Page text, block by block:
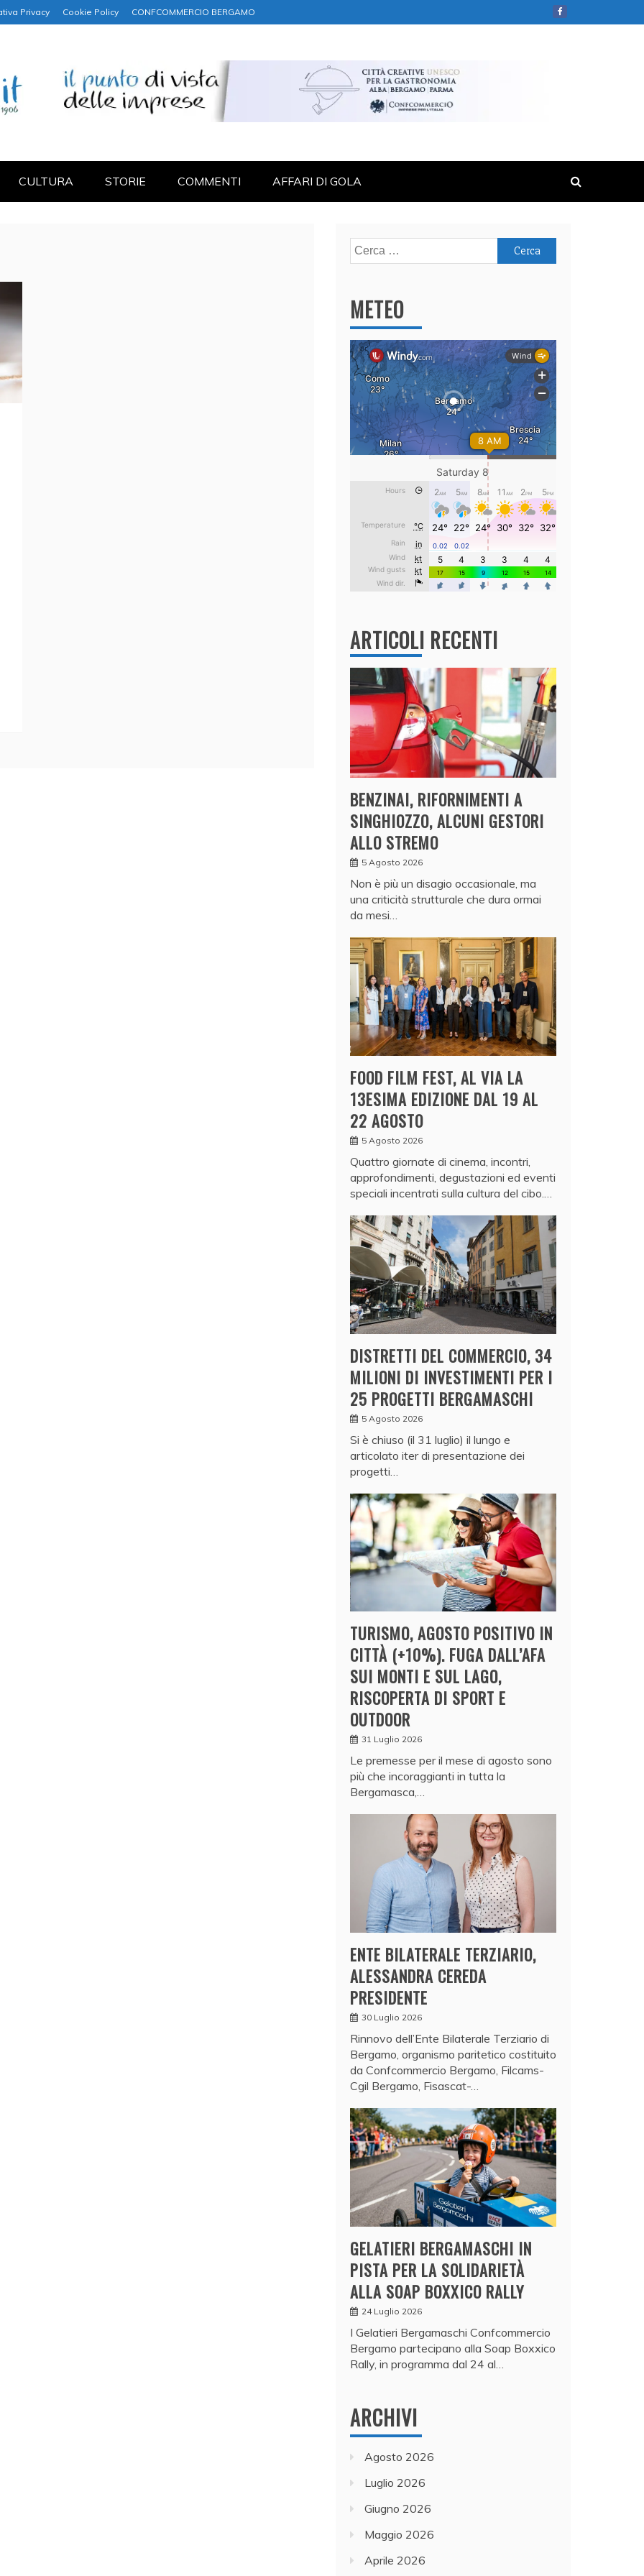
Privacy Cookie Policy CONFCOMMERCIO BERGAMO
CULTURA STORIE COMMENTI AFFARI DI GOLA
Ricerca
per:
METEO
ARTICOLI RECENTI
BENZINAI, RIFORNIMENTI A
SINGHIOZZO, ALCUNI GESTORI
ALLO STREMO
5 Agosto 2026
Non è più un disagio occasionale, ma
una criticità strutturale che dura ormai
da mesi…
FOOD FILM FEST, AL VIA LA
13ESIMA EDIZIONE DAL 19 AL
22 AGOSTO
5 Agosto 2026
Quattro giornate di cinema, incontri,
approfondimenti, degustazioni ed eventi
speciali incentrati sulla cultura del cibo.…
DISTRETTI DEL COMMERCIO, 34
MILIONI DI INVESTIMENTI PER I
25 PROGETTI BERGAMASCHI
5 Agosto 2026
Si è chiuso (il 31 luglio) il lungo e
articolato iter di presentazione dei
progetti…
TURISMO, AGOSTO POSITIVO IN
CITTÀ (+10%). FUGA DALL’AFA
SUI MONTI E SUL LAGO,
RISCOPERTA DI SPORT E
OUTDOOR
31 Luglio 2026
Le premesse per il mese di agosto sono
più che incoraggianti in tutta la
Bergamasca,…
ENTE BILATERALE TERZIARIO,
ALESSANDRA CEREDA
PRESIDENTE
30 Luglio 2026
Rinnovo dell’Ente Bilaterale Terziario di
Bergamo, organismo paritetico costituito
da Confcommercio Bergamo, Filcams-
Cgil Bergamo, Fisascat-…
GELATIERI BERGAMASCHI IN
PISTA PER LA SOLIDARIETÀ
ALLA SOAP BOXXICO RALLY
24 Luglio 2026
I Gelatieri Bergamaschi Confcommercio
Bergamo partecipano alla Soap Boxxico
Rally, in programma dal 24 al…
ARCHIVI
Agosto 2026
Luglio 2026
Giugno 2026
Maggio 2026
Aprile 2026